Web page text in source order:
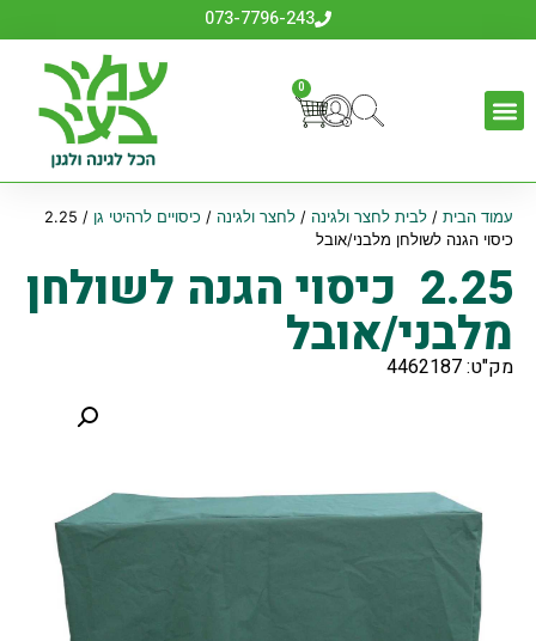
073-7796-243
0
עמוד הבית/ לבית לחצר ולגינה / לחצר ולגינה / כיסויים לרהיטי גן
כיסוי הגנה לשולחן מלבני/אובל
2.25 כיסוי הגנה לשולחן
מלבני/אובל
מק"ט: 4462187